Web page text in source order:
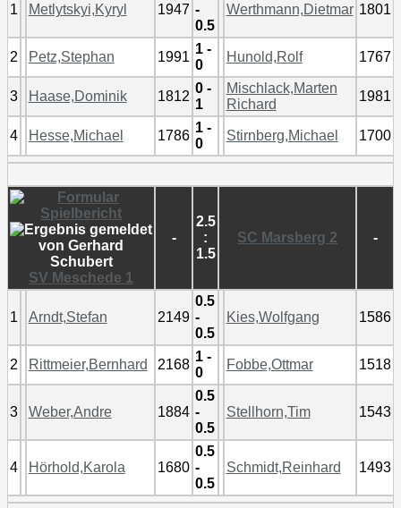
1 Metlytskyi,Kyryl 1947 -
0.5
Werthmann,Dietmar 1801
2 Petz,Stephan 1991
1 -
0
Hunold,Rolf 1767
3 Haase,Dominik 1812
0 -
1
Mischlack,Marten
Richard
1981
4 Hesse,Michael 1786
1 -
0
Stirnberg,Michael 1700
SV Meschede 1
-
2.5
:
1.5
SC Marsberg 2 -
1 Arndt,Stefan 2149
0.5
-
0.5
Kies,Wolfgang 1586
2 Rittmeier,Bernhard 2168
1 -
0
Fobbe,Ottmar 1518
3 Weber,Andre 1884
0.5
-
0.5
Stellhorn,Tim 1543
4 Hörhold,Karola 1680
0.5
-
0.5
Schmidt,Reinhard 1493